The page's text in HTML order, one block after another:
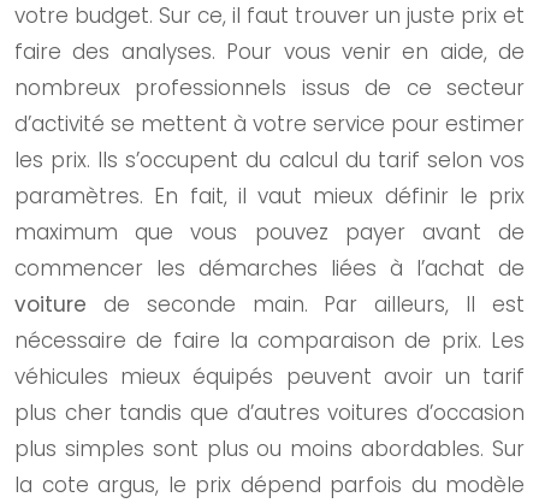
votre budget. Sur ce, il faut trouver un juste prix et
faire des analyses. Pour vous venir en aide, de
nombreux professionnels issus de ce secteur
d’activité se mettent à votre service pour estimer
les prix. Ils s’occupent du calcul du tarif selon vos
paramètres. En fait, il vaut mieux définir le prix
maximum que vous pouvez payer avant de
commencer les démarches liées à l’achat de
voiture de seconde main. Par ailleurs, Il est
nécessaire de faire la comparaison de prix. Les
véhicules mieux équipés peuvent avoir un tarif
plus cher tandis que d’autres voitures d’occasion
plus simples sont plus ou moins abordables. Sur
la cote argus, le prix dépend parfois du modèle